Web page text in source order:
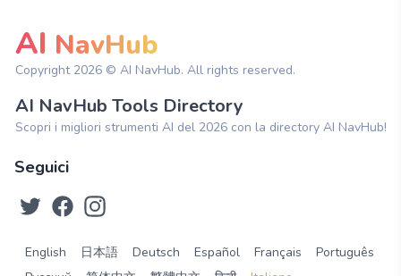
AI NavHub
Copyright 2026© AI NavHub. All rights reserved.
AI NavHub Tools Directory
Scopri i migliori strumenti AI del 2026 con la directory AI NavHub!
Seguici
English 日本語 Deutsch Español Français
Português